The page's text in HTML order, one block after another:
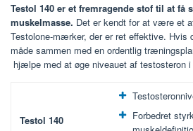
Testol 140 er et fremragende stof til at få
muskelmasse. Det er kendt for at være et
Testolone-mærker, der er ret effektive. Hvis
måde sammen med en ordentlig
hjælpe med at øge niveauet af testosteron i
Testol 140
Forbedret